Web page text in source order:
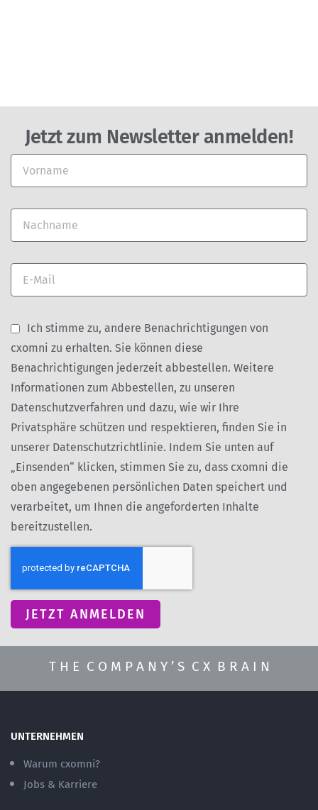
Jetzt zum Newsletter anmelden!
Ich stimme zu, andere Benachrichtigungen von
cxomni zu erhalten. Sie können diese
Benachrichtigungen jederzeit abbestellen. Weitere
Informationen zum Abbestellen, zu unseren
Datenschutzverfahren und dazu, wie wir Ihre
Privatsphäre schützen und respektieren, finden Sie in
unserer Datenschutzrichtlinie. Indem Sie unten auf
„Einsenden“ klicken, stimmen Sie zu, dass cxomni die
oben angegebenen persönlichen Daten speichert und
verarbeitet, um Ihnen die angeforderten Inhalte
bereitzustellen.
JETZT ANMELDEN
T H E C O M P A N Y ’ S C X B R A I N
UNTERNEHMEN
Warum cxomni?
Jobs & Karriere